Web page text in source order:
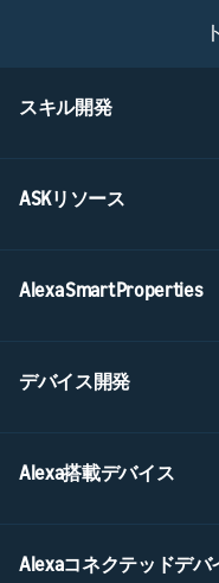
スキル開発
ASKリソース
Alexa Smart Properties
デバイス開発
Alexa搭載デバイス
Alexaコネクテッドデバ